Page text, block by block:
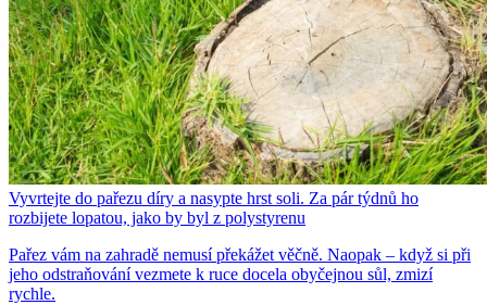
Vyvrtejte do pařezu díry a nasypte hrst soli. Za pár týdnů ho
rozbijete lopatou, jako by byl z polystyrenu
Pařez vám na zahradě nemusí překážet věčně. Naopak – když si při
jeho odstraňování vezmete k ruce docela obyčejnou sůl, zmizí
rychle.